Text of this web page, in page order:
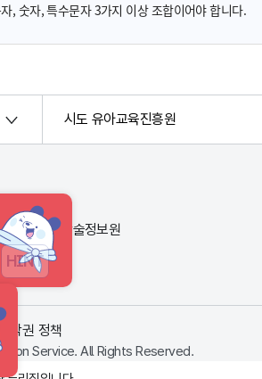
, 숫자, 특수문자 3가지 이상 조합이어야 합니다.
시도 유아교육진흥원
한국교육학술정보원
HINT
작권 정책
Service. All Rights Reserved.